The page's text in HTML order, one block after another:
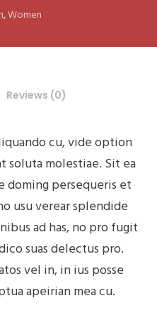
,Women
Reviews (0)
cu, vide option
soluta molestiae. Sit ea
doming persequeris et
usu verear splendide
ad has, no pro fugit
suas delectus pro.
vel in, in ius posse
apeirian mea cu.